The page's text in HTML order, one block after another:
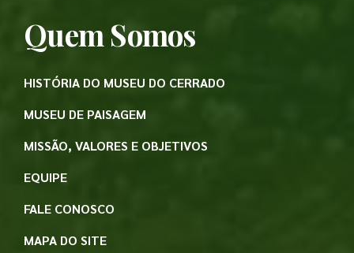
Quem Somos
HISTÓRIA DO MUSEU DO CERRADO
MUSEU DE PAISAGEM
MISSÃO, VALORES E OBJETIVOS
EQUIPE
FALE CONOSCO
MAPA DO SITE